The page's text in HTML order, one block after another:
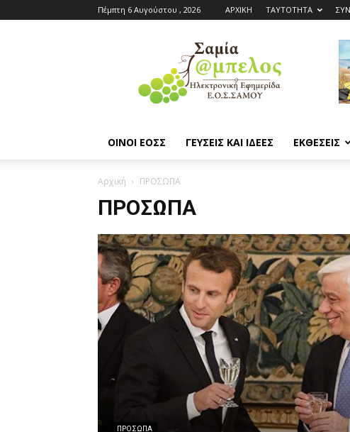
Πέμπτη 6 Αυγούστου , 2026 ΑΡΧΙΚΗ ΤΑΥΤΟΤΗΤΑ
Εφημερίδα
ΕΟΣΣ
|
Σαμία
ΟΙΝΟΙ ΕΟΣΣ ΓΕΥΣΕΙΣ ΚΑΙ ΙΔΕΕΣ ΕΚΘΕΣΕΙΣ
Αρχική ΠΡΟΣΩΠΑ
ΠΡΟΣΩΠΑ
ΠΡΟΣΩΠΑ